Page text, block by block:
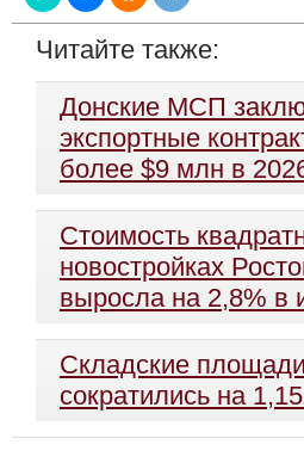
Читайте также:
Донские МСП
экспортные
более $9 млн в
Стоимость
новостройках
выросла на 2,8% в
Складские
сократились на